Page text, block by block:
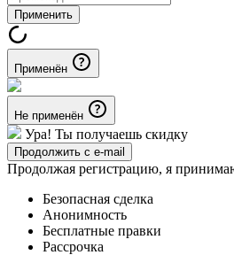
Применить
Применён
Не применён
Ура! Ты получаешь скидку
Продолжить с e-mail
Продолжая регистрацию, я
Безопасная сделка
Анонимность
Бесплатные правки
Рассрочка